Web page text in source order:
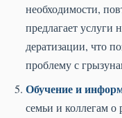
необходимости,
предлагает услуги
дератизации, что
проблему с
Обучение и
семьи и коллегам о